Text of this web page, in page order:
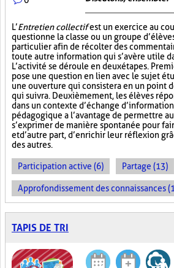
L’Entretien collectifest un exercice au
questionne la classe ou un groupe
particulier afin de récolter des
toute autre information qui s’avère utile
L’activité se déroule en deux étapes.
pose une question en lien avec le sujet
une ouverture qui consistera en un point
qui suivra. Deuxièmement, les élèves
dans un contexte d’échange
pédagogique a l’avantage de permettre
s’exprimer de manière spontanée pour
et d’autre part, d’enrichir leur réflexion
des autres.
Participation active (6) Partage (13)
Approfondissement des connaissances
TAPIS DE TRI